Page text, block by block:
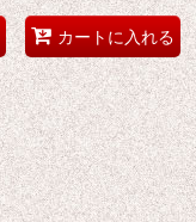
カートに入れる